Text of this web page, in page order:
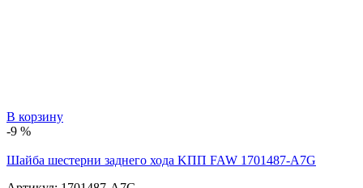
В корзину
-9 %
Шайба шестерни заднего хода KПП FAW 1701487-A7G